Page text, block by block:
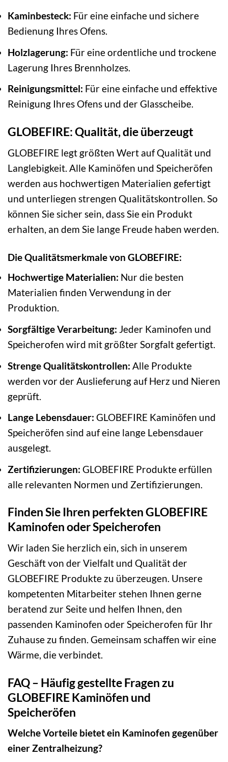
Kaminbesteck: Für eine einfache und sichere
Bedienung Ihres Ofens.
Holzlagerung: Für eine ordentliche und trockene
Lagerung Ihres Brennholzes.
Reinigungsmittel: Für eine einfache und effektive
Reinigung Ihres Ofens und der Glasscheibe.
GLOBEFIRE: Qualität, die überzeugt
GLOBEFIRE legt größten Wert auf Qualität und
Langlebigkeit. Alle Kaminöfen und Speicheröfen
werden aus hochwertigen Materialien gefertigt
und unterliegen strengen Qualitätskontrollen. So
können Sie sicher sein, dass Sie ein Produkt
erhalten, an dem Sie lange Freude haben werden.
Die Qualitätsmerkmale von GLOBEFIRE:
Hochwertige Materialien: Nur die besten
Materialien finden Verwendung in der
Produktion.
Sorgfältige Verarbeitung: Jeder Kaminofen und
Speicherofen wird mit größter Sorgfalt gefertigt.
Strenge Qualitätskontrollen: Alle Produkte
werden vor der Auslieferung auf Herz und Nieren
geprüft.
Lange Lebensdauer: GLOBEFIRE Kaminöfen und
Speicheröfen sind auf eine lange Lebensdauer
ausgelegt.
Zertifizierungen: GLOBEFIRE Produkte erfüllen
alle relevanten Normen und Zertifizierungen.
Finden Sie Ihren perfekten GLOBEFIRE
Kaminofen oder Speicherofen
Wir laden Sie herzlich ein, sich in unserem
Geschäft von der Vielfalt und Qualität der
GLOBEFIRE Produkte zu überzeugen. Unsere
kompetenten Mitarbeiter stehen Ihnen gerne
beratend zur Seite und helfen Ihnen, den
passenden Kaminofen oder Speicherofen für Ihr
Zuhause zu finden. Gemeinsam schaffen wir eine
Wärme, die verbindet.
FAQ – Häufig gestellte Fragen zu
GLOBEFIRE Kaminöfen und
Speicheröfen
Welche Vorteile bietet ein Kaminofen gegenüber
einer Zentralheizung?